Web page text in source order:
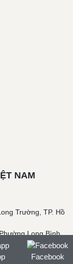
NAM
Trường, TP. Hồ
Long Bình,
Facebook